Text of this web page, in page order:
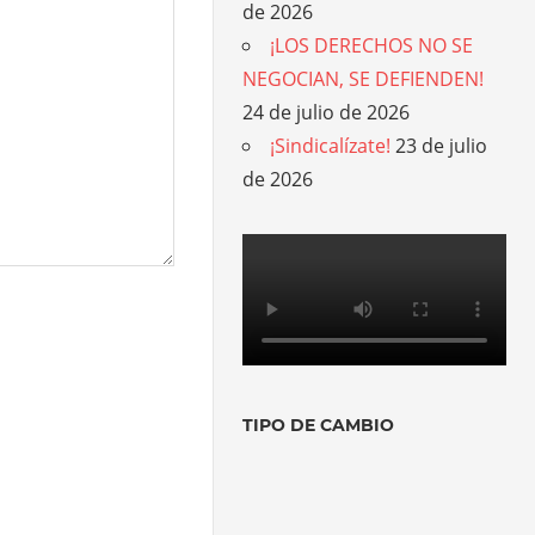
de 2026
¡LOS DERECHOS NO SE
NEGOCIAN, SE DEFIENDEN!
24 de julio de 2026
¡Sindicalízate! 23 de julio
de 2026
TIPO DE CAMBIO